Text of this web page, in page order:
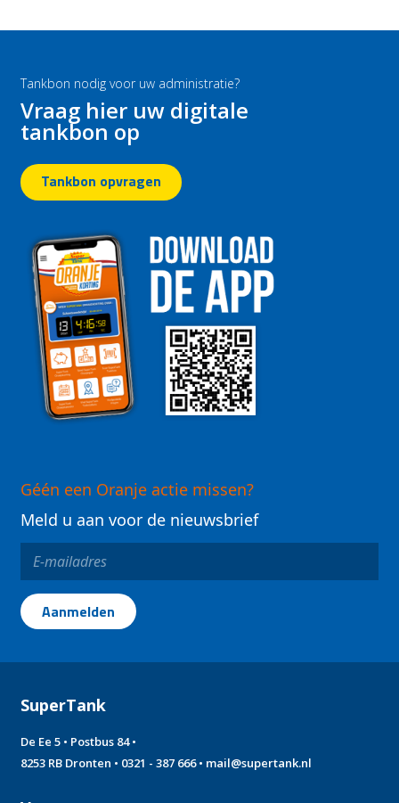
Tankbon nodig voor uw administratie?
Vraag hier uw digitale
tankbon op
Tankbon opvragen
Géén een Oranje actie missen?
Meld u aan voor de nieuwsbrief
SuperTank
De Ee 5 • Postbus 84 •
8253 RB Dronten • 0321 - 387 666• mail@supertank.nl